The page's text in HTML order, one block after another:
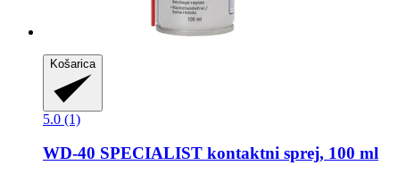
Košarica
5.0 (1)
WD-40 SPECIALIST kontaktni sprej, 100 ml